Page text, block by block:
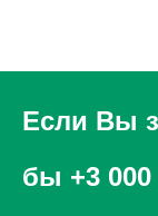
Если Вы
бы +3 000